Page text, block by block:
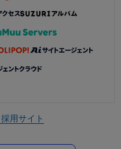
採用サイト